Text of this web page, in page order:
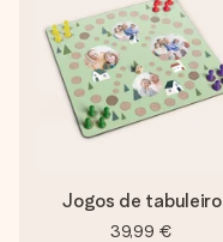
Jogos de tabuleiro
39,99 €